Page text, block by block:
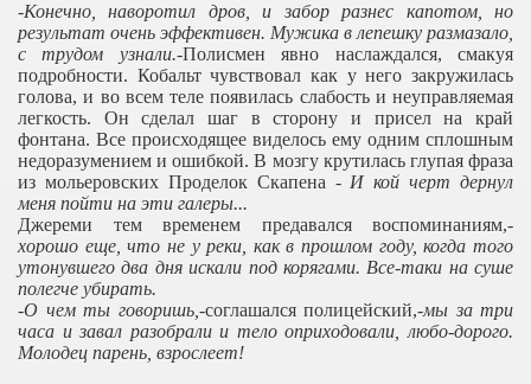
-Конечно, наворотил дров, и забор разнес капотом, но
результат очень эффективен. Мужика в лепешку размазало,
с трудом узнали.-Полисмен явно наслаждался, смакуя
подробности. Кобальт чувствовал как у него закружилась
голова, и во всем теле появилась слабость и неуправляемая
легкость. Он сделал шаг в сторону и присел на край
фонтана. Все происходящее виделось ему одним сплошным
недоразумением и ошибкой. В мозгу крутилась глупая фраза
из мольеровских Проделок Скапена -И кой черт дернул
меня пойти на эти галеры...
Джереми тем временем предавался воспоминаниям,-
хорошо еще, что не у реки, как в прошлом году, когда того
утонувшего два дня искали под корягами. Все-таки на суше
полегче убирать.
-О чем ты говоришь, -соглашался полицейский,-мы за три
часа и завал разобрали и тело оприходовали, любо-дорого.
Молодец парень, взрослеет!